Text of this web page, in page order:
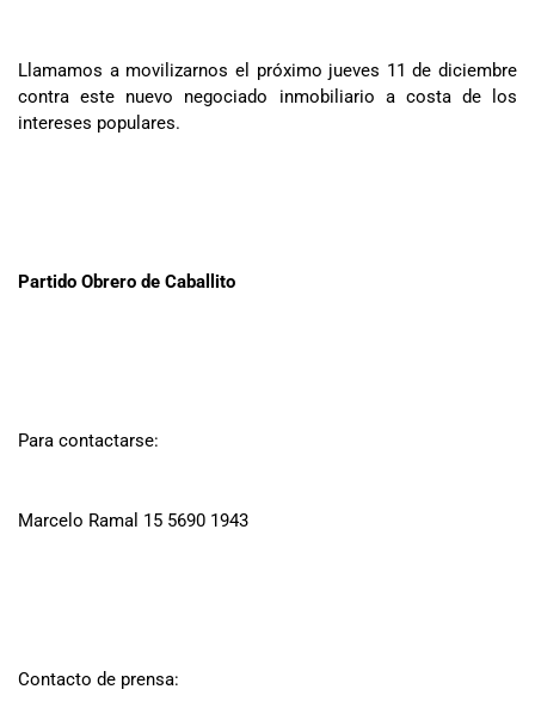
Llamamos a movilizarnos el próximo jueves 11 de diciembre
contra este nuevo negociado inmobiliario a costa de los
intereses populares.
Partido Obrero de Caballito
Para contactarse:
Marcelo Ramal 15 5690 1943
Contacto de prensa: